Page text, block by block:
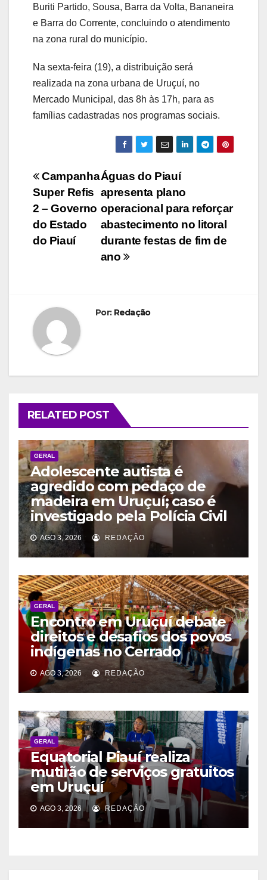
Buriti Partido, Sousa, Barra da Volta, Bananeira
e Barra do Corrente, concluindo o atendimento
na zona rural do município.
Na sexta-feira (19), a distribuição será
realizada na zona urbana de Uruçuí, no
Mercado Municipal, das 8h às 17h, para as
famílias cadastradas nos programas sociais.
Navegação
de
Post
Águas do Piauí
apresenta plano
operacional para reforçar
abastecimento no litoral
durante festas de fim de
ano
Campanha
Super Refis
2 – Governo
do Estado
do Piauí
Por: Redação
RELATED POST
GERAL
Adolescente autista é
agredido com pedaço de
madeira em Uruçuí; caso é
investigado pela Polícia Civil
AGO 3, 2026 REDAÇÃO
GERAL
Encontro em Uruçuí debate
direitos e desafios dos povos
indígenas no Cerrado
AGO 3, 2026 REDAÇÃO
GERAL
Equatorial Piauí realiza
mutirão de serviços gratuitos
em Uruçuí
AGO 3, 2026 REDAÇÃO